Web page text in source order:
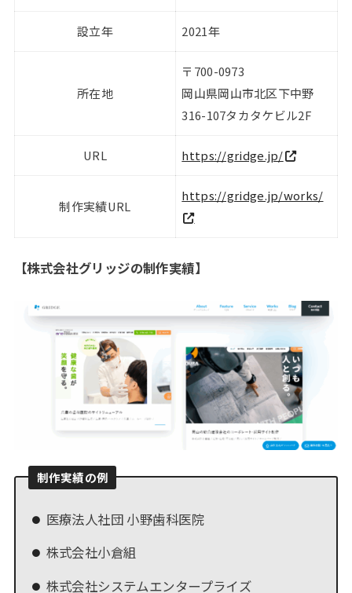
設立年 2021年
所在地
〒700-0973
岡山県岡山市北区下中野
316-107タカタケビル2F
URL https://gridge.jp/
制作実績URL
https://gridge.jp/works/
【株式会社グリッジの制作実績】
制作実績の例
医療法人社団 小野歯科医院
株式会社小倉組
株式会社システムエンタープライズ